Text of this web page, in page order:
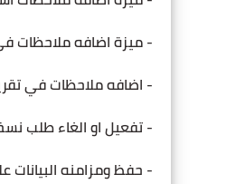
- ميزة اضافه ملاحظات
- اضافه ملاحظات في
- تفعيل او الغاء طلب
- حفظ ومزامنه